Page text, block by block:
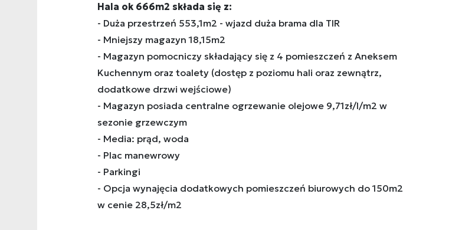
Hala ok 666m2 składa się z:
- Duża przestrzeń 553,1m2 - wjazd duża brama dla TIR
- Mniejszy magazyn 18,15m2
- Magazyn pomocniczy składający się z 4 pomieszczeń z Aneksem
Kuchennym oraz toalety (dostęp z poziomu hali oraz zewnątrz,
dodatkowe drzwi wejściowe)
- Magazyn posiada centralne ogrzewanie olejowe 9,71zł/l/m2 w
sezonie grzewczym
- Media: prąd, woda
- Plac manewrowy
- Parkingi
- Opcja wynajęcia dodatkowych pomieszczeń biurowych do 150m2
w cenie 28,5zł/m2